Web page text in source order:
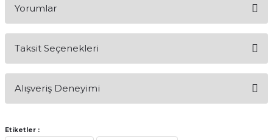
Yorumlar
Taksit Seçenekleri
Alışveriş Deneyimi
whatsaptan hemde site üstünden çok
yardımcı oldular hızlı ve keyifli bi
Etiketler :